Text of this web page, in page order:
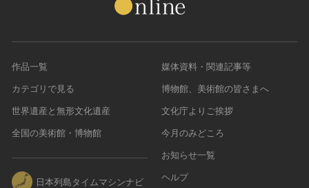
作品一覧
カテゴリで見る
世界遺産と無形文化遺産
全国の美術館・博物館
日本列島タイムマシンナビ
媒体資料・関連記事等
博物館、美術館の皆さまへ
文化庁よりご挨拶
今月のみどころ
お知らせ一覧
ヘルプ